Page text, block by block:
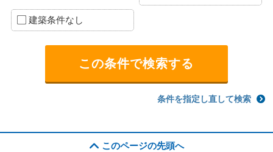
建築条件なし
条件を指定し直して検索
このページの先頭へ